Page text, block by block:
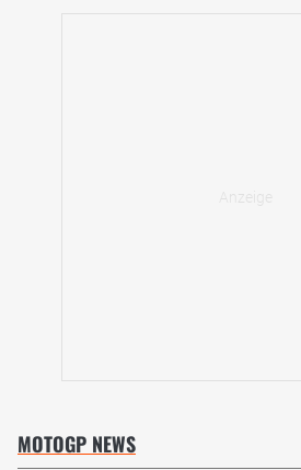
MOTOGP NEWS